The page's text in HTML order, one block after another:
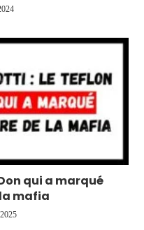
qui a marqué
mafia